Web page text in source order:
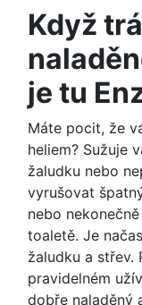
Když
je tu
Máte pocit, že
heliem? Sužuje
žaludku nebo
vyrušovat
nebo
toaletě. Je
žaludku a střev.
pravidelném
dobře naladěný